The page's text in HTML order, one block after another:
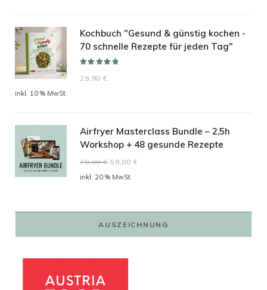
Kochbuch "Gesund & günstig kochen -
70 schnelle Rezepte für jeden Tag"
5.00 von 5
29,90€
inkl. 10 % MwSt.
Airfryer Masterclass Bundle – 2,5h
Workshop + 48 gesunde Rezepte
79,00€ Ursprünglicher
Preis
59,00 €
inkl. 20 % MwSt.
AUSZEICHNUNG